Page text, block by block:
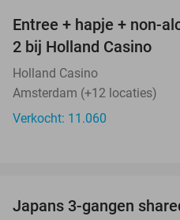
Entree + hapje + non-
2 bij Holland Casino
Holland Casino
Amsterdam (+12 locaties)
Verkocht: 11.060
Japans 3-gangen